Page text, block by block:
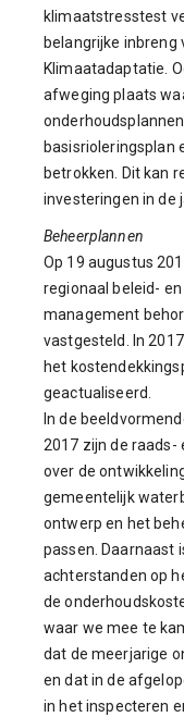
klimaatstresstest
belangrijke inbreng
Klimaatadaptatie.
afweging plaats
basisrioleringsplan
betrokken. Dit kan
investeringen in de
Beheerplannen
Op 19 augustus
regionaal beleid-
management
vastgesteld. In
het
geactualiseerd.
In de
2017 zijn de
over de
gemeentelijk
ontwerp en het
passen. Daarnaast
achterstanden op
de
waar we mee te
dat de meerjarige
en dat in de
in het inspecteren